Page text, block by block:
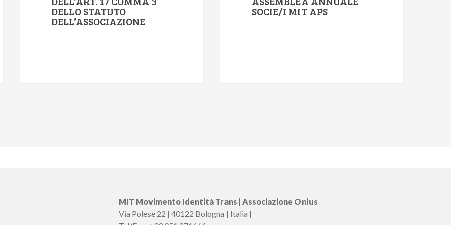
DELLO STATUTO
DELL’ASSOCIAZIONE
SOCIE/I MIT APS
MIT Movimento Identità Trans | Associazione Onlus
Via Polese 22 | 40122 Bologna | Italia |